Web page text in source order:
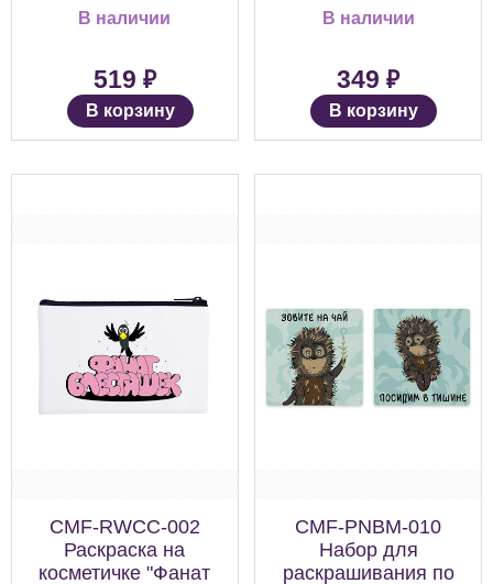
В наличии
519 ₽
В корзину
В наличии
349 ₽
В корзину
CMF-RWCC-002
Раскраска на
косметичке "Фанат
CMF-PNBM-010
Набор для
раскрашивания по